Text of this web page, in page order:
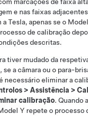
e nas faixas
Tesla, apenas se o
de calibração
descritas.
tiver mudado da
se a câmara ou o para-
necessário eliminar a
> Assistência >
calibração. Quando
Y repete o processo